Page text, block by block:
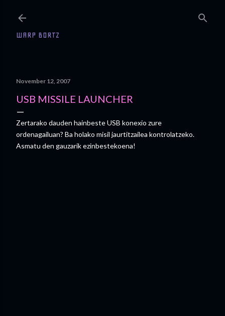
WARP BORTZ
November 12, 2007
USB MISSILE LAUNCHER
Zertarako dauden hainbeste USB konexio zure
ordenagailuan? Ba holako misil jaurtitzailea kontrolatzeko.
Asmatu den gauzarik ezinbestekoena!